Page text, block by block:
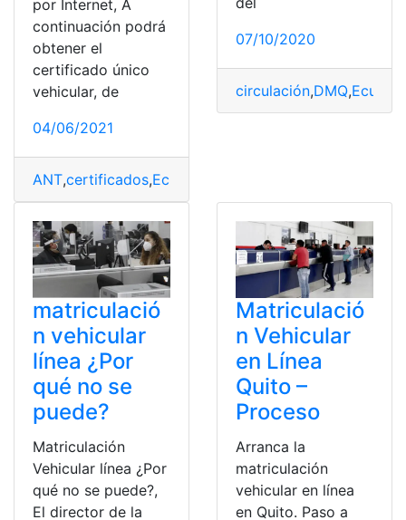
por Internet, A
continuación podrá
obtener el
certificado único
vehicular, de
04/06/2021
ANT,certificados,Ecuador
07/10/2020
circulación,DMQ,
matriculació
n vehicular
línea ¿Por
qué no se
puede?
Matriculación
Vehicular línea ¿Por
qué no se puede?,
El director de la
Matriculació
n Vehicular
en Línea
Quito –
Proceso
Arranca la
matriculación
vehicular en línea
en Quito. Paso a